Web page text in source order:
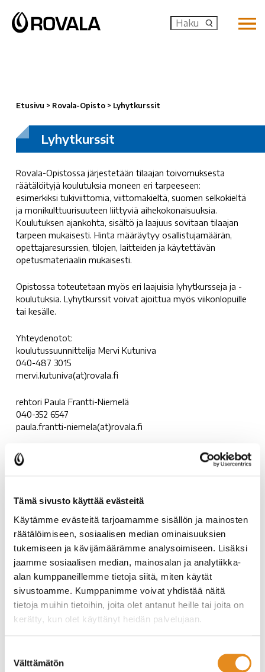
Tämä sivusto käyttää evästeitä
Käytämme evästeitä tarjoamamme sisällön ja mainosten
räätälöimiseen, sosiaalisen median ominaisuuksien
tukemiseen ja kävijämäärämme analysoimiseen. Lisäksi
jaamme sosiaalisen median, mainosalan ja analytiikka-
alan kumppaneillemme tietoja siitä, miten käytät
sivustoamme. Kumppanimme voivat yhdistää näitä
tietoja muihin tietoihin, joita olet antanut heille tai joita on
kerätty, kun olet käyttänyt heidän palvelujaan.
valinta
Välttämätön
Etusivu > Rovala-Opisto > Lyhytkurssit
Lyhytkurssit
Rovala-Opistossa järjestetään tilaajan toivomuksesta
räätälöityjä koulutuksia moneen eri tarpeeseen:
esimerkiksi tukiviittomia, viittomakieltä, suomen selkokieltä
ja monikulttuurisuuteen liittyviä aihekokonaisuuksia.
Koulutuksen ajankohta, sisältö ja laajuus sovitaan tilaajan
tarpeen mukaisesti. Hinta määräytyy osallistujamäärän,
opettajaresurssien, tilojen, laitteiden ja käytettävän
opetusmateriaalin mukaisesti.
Opistossa toteutetaan myös eri laajuisia lyhytkursseja ja -
koulutuksia. Lyhytkurssit voivat ajoittua myös viikonlopuille
tai kesälle.
Yhteydenotot:
koulutussuunnittelija Mervi Kutuniva
040-487 3015
mervi.kutuniva(at)rovala.fi
rehtori Paula Frantti-Niemelä
040-352 6547
paula.frantti-niemela(at)rovala.fi